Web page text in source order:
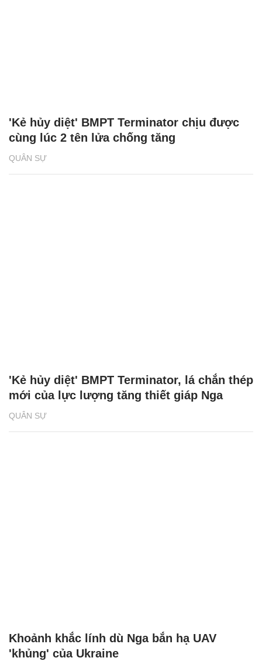
QUÂN SỰ
'Kẻ hủy diệt' BMPT Terminator chịu được
cùng lúc 2 tên lửa chống tăng
QUÂN SỰ
'Kẻ hủy diệt' BMPT Terminator, lá chắn thép
mới của lực lượng tăng thiết giáp Nga
Khoảnh khắc lính dù Nga bắn hạ UAV
'khủng' của Ukraine